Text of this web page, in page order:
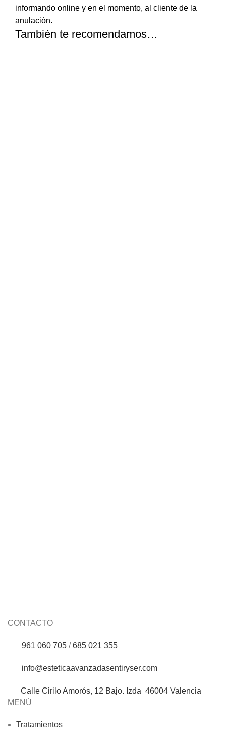
informando online y en el momento, al cliente de la
anulación.
También te recomendamos…
CONTACTO
961 060 705 /685 021 355
info@esteticaavanzadasentiryser.com
Calle Cirilo Amorós, 12 Bajo. Izda 46004 Valencia
MENÚ
Tratamientos